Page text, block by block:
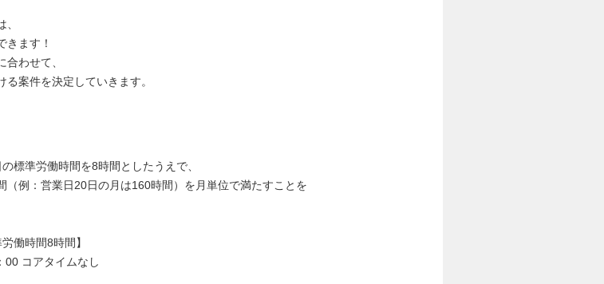
きます！
わせて、
案件を決定していきます。
標準労働時間を8時間としたうえで、
（例：営業日20日の月は160時間）を月単位で満たすことを
働時間8時間】
00 コアタイムなし